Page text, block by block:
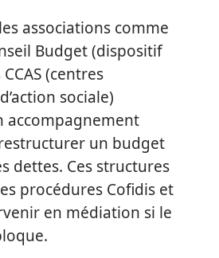
associations comme
Budget (dispositif
(centres
sociale)
accompagnement
un budget
dettes. Ces structures
procédures Cofidis et
en médiation si le